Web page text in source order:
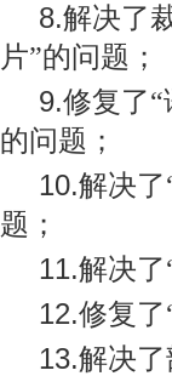
8.解决了
片”的问题；
9.修复了“
的问题；
10.解决了
题；
11.解决了
12.修复了
13.解决